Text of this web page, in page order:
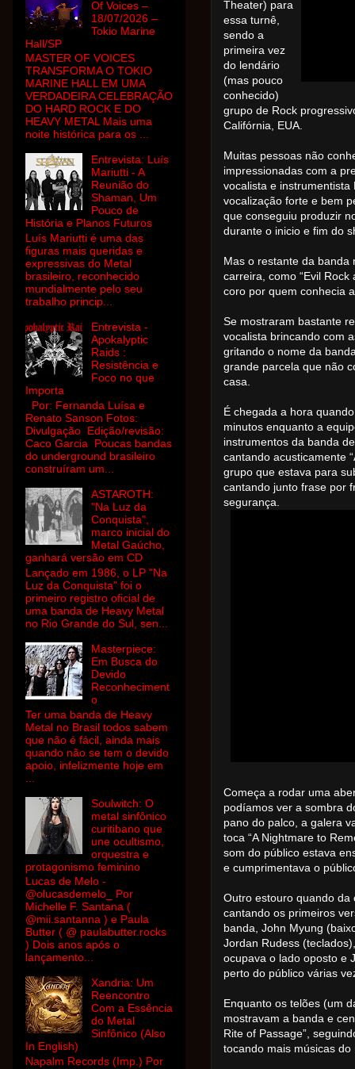
Theater) para
essa turnê,
sendo a
primeira vez
do lendário
(mas pouco
conhecido)
grupo de Rock
Califórnia, EUA.
Muitas pessoas não
impressionadas com a
vocalista e
vocalização forte e bem
que conseguiu produzir
durante o inicio e fim do
Mas o restante da banda
carreira, como “Evil Rock
coro por quem conhecia
Se mostraram bastante
vocalista brincando com
gritando o nome da
grande parcela que não
casa.
É chegada a hora
minutos enquanto a
instrumentos da banda
cantando acusticamente
grupo que estava para
cantando junto frase por
segurança.
Começa a rodar uma
podíamos ver a sombra
pano do palco, a galera
toca “A Nightmare to
som do público estava
e cumprimentava o
Outro estouro quando da
cantando os primeiros
banda, John Myung
Jordan Rudess
ocupava o lado oposto e
perto do público várias
Enquanto os telões (um
mostravam a banda e
Rite of Passage”,
tocando mais músicas do
Of Voices –
18/07/2026 –
Tokio Marine
Hall/SP
MASTER OF VOICES
TRANSFORMA O TOKIO
MARINE HALL EM UMA
VERDADEIRA CELEBRAÇÃO
DO HARD ROCK E DO
HEAVY METAL Mais uma
noite histórica para os ...
Entrevista: Luís
Mariutti - A
Reunião do
Shaman, Um
Pouco de
História e Planos Futuros
Luís Mariutti é uma das
figuras mais queridas e
expressivas do Metal
brasileiro, reconhecido
mundialmente pelo seu
trabalho princip...
Entrevista -
Apokalyptic
Raids :
Resistência e
Foco no que
Importa
Por: Fernanda Luísa e
Renato Sanson Fotos:
Divulgação Edição/revisão:
Caco Garcia Poucas bandas
do underground brasileiro
construíram um...
ASTAROTH:
"Na Luz da
Conquista",
marco inicial do
Metal Gaúcho,
ganhará versão em CD
Lançado em 1986, o LP "Na
Luz da Conquista" foi o
primeiro registro oficial de
uma banda de Heavy Metal
no Rio Grande do Sul, sen...
Masterpiece:
Em Busca do
Devido
Reconheciment
o
Ter uma banda de Heavy
Metal no Brasil todos sabem
que não é fácil, ainda mais
quando não se tem o devido
apoio, infelizmente hoje em
Soulwitch: O
metal sinfônico
curitibano que
une ocultismo,
orquestra e
protagonismo feminino
Lucas de Melo -
@olucasdemelo_ Por
Michelle F. Santana (
@mii.santanna ) e Paula
Butter ( @ paulabutter.rocks
) Dois anos após o
lançamento...
Xandria: Um
Reencontro
Com a Essência
do Metal
Sinfônico (Also
In English)
Napalm Records (Imp.) Por